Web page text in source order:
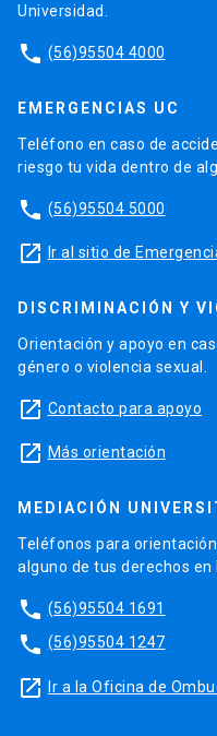
Universidad.
phone (56)95504 4000
EMERGENCIAS UC
Teléfono en caso de
riesgo tu vida dentro de
phone (56)95504 5000
launch Ir al sitio de
DISCRIMINACIÓN Y
Orientación y apoyo en
género o violencia sexual.
launch Contacto para apoyo
launch Más orientación
MEDIACIÓN
Teléfonos para
alguno de tus derechos en
phone (56)95504 1691
phone (56)95504 1247
launch Ir a la Oficina de